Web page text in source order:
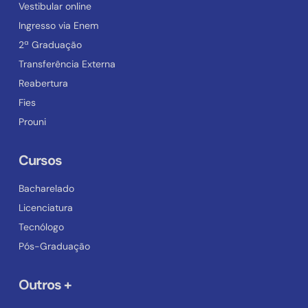
Vestibular online
Ingresso via Enem
2ª Graduação
Transferência Externa
Reabertura
Fies
Prouni
Cursos
Bacharelado
Licenciatura
Tecnólogo
Pós-Graduação
Outros +